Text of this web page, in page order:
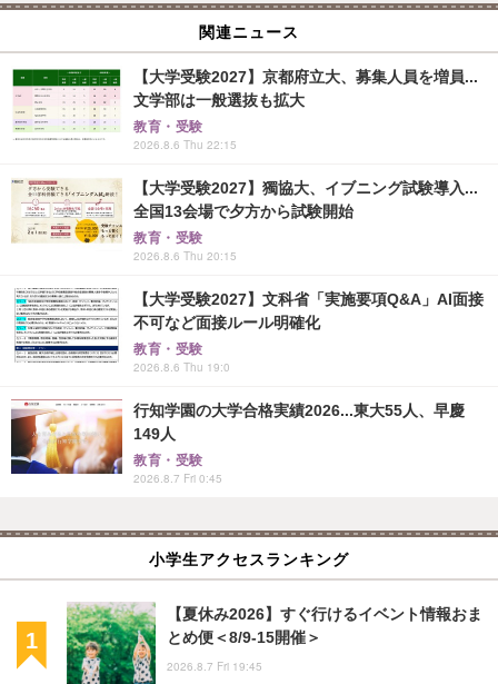
関連ニュース
【大学受験2027】京都府立大、募集人員を増員...
文学部は一般選抜も拡大
教育・受験
2026.8.6 Thu 22:15
【大学受験2027】獨協大、イブニング試験導入...
全国13会場で夕方から試験開始
教育・受験
2026.8.6 Thu 20:15
【大学受験2027】文科省「実施要項Q&A」AI面接
不可など面接ルール明確化
教育・受験
2026.8.6 Thu 19:0
行知学園の大学合格実績2026...東大55人、早慶
149人
教育・受験
2026.8.7 Fri 0:45
小学生アクセスランキング
【夏休み2026】すぐ行けるイベント情報おま
とめ便＜8/9-15開催＞
2026.8.7 Fri 19:45